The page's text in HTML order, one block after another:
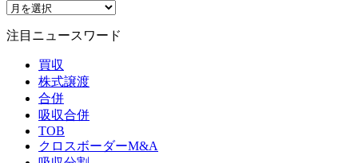
注目ニュースワード
買収
株式譲渡
合併
吸収合併
TOB
クロスボーダーM&A